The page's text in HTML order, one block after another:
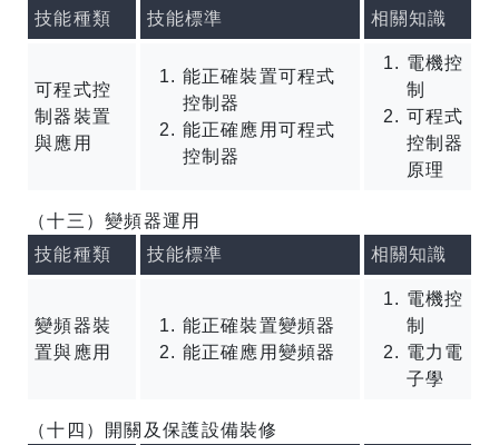
技能種類
技能標準 相關知識
可程式控
制器裝置
與應用
能正確裝置可程式
控制器
能正確應用可程式
控制器
電機控
制
可程式
控制器
原理
（十三）變頻器運用
技能種類
技能標準 相關知識
變頻器裝
置與應用
能正確裝置變頻器
能正確應用變頻器
電機控
制
電力電
子學
（十四）開關及保護設備裝修